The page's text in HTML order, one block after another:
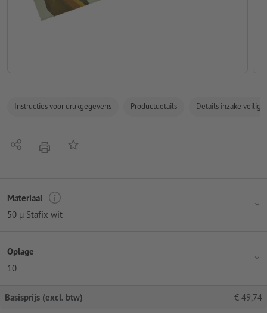
Instructies voor drukgegevens Productdetails Details inzake
Delen afdrukkenOp de lijst
Materiaal
50 µ Stafix wit
Oplage
10
Basisprijs (excl. btw) € 49,74